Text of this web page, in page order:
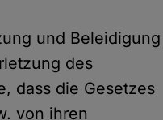
und Beleidigung
des
dass die Gesetzes
von ihren